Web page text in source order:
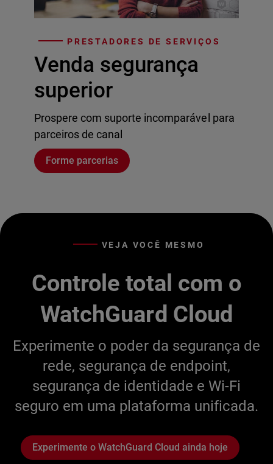
PRESTADORES DE SERVIÇOS
Venda segurança
superior
Prospere com suporte incomparável para
parceiros de canal
Forme parcerias
VEJA VOCÊ MESMO
Controle total com o
WatchGuard Cloud
Experimente o poder da segurança de
rede, segurança de endpoint,
segurança de identidade e Wi-Fi
seguro em uma plataforma unificada.
Experimente o WatchGuard Cloud ainda hoje